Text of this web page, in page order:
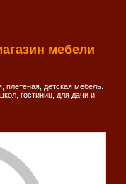
мебели
плетеная, детская мебель.
гостиниц, для дачи и